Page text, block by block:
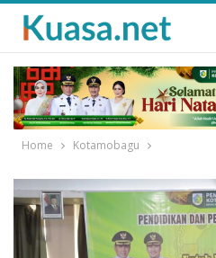
Home Kotamobagu